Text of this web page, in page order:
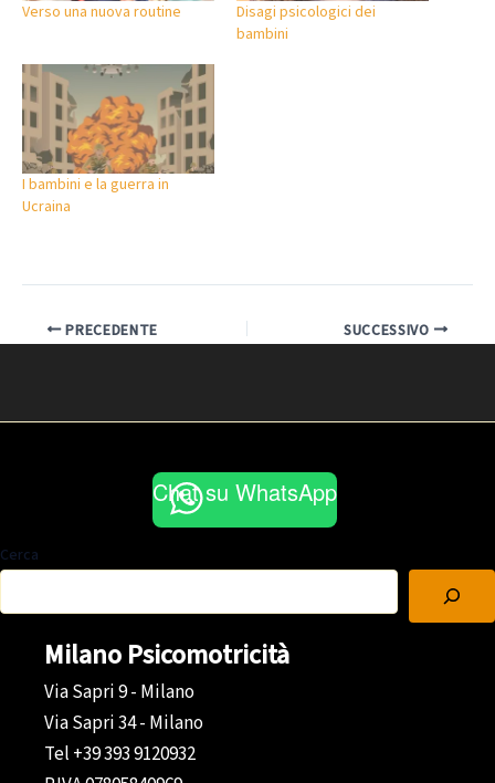
Verso una nuova routine
Disagi psicologici dei
bambini
I bambini e la guerra in
Ucraina
PRECEDENTE SUCCESSIVO
Chat su WhatsApp
Cerca
Milano Psicomotricità
Via Sapri 9 - Milano
Via Sapri 34 - Milano
Tel +39 393 9120932